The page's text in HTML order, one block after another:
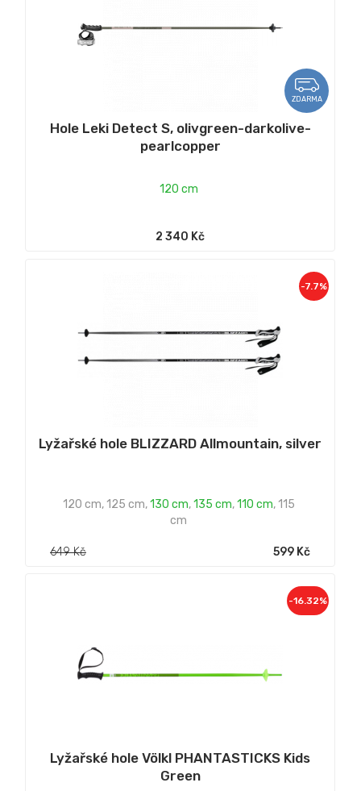
ZDARMA
Hole Leki Detect S, olivgreen-darkolive-
pearlcopper
120 cm
2 340 Kč
-7.7%
Lyžařské hole BLIZZARD Allmountain, silver
120 cm, 125 cm,130 cm,135 cm,110 cm, 115
cm
649 Kč 599 Kč
-16.32%
Lyžařské hole Völkl PHANTASTICKS Kids
Green